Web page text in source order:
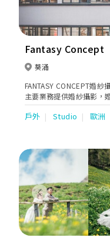
Fantasy Concept
葵涌
FANTASY CONCEPT婚紗
主要業務提供婚紗攝影，
裙及新娘化妝服務，每對
展現在賓客面前。本公司
戶外 Studio 歐洲
Previous